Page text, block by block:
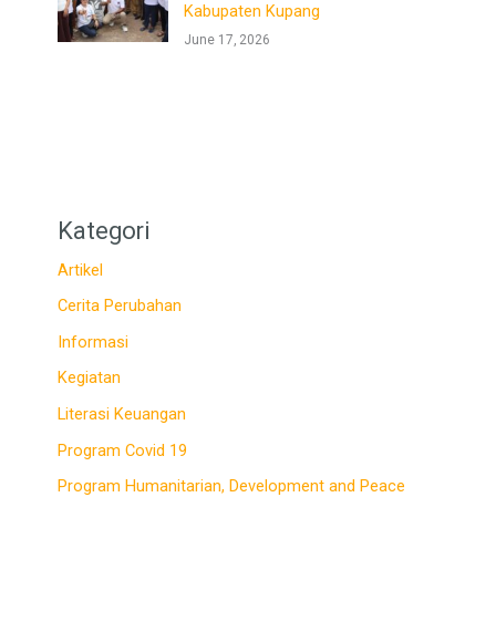
Kabupaten Kupang
June 17, 2026
Kategori
Artikel
Cerita Perubahan
Informasi
Kegiatan
Literasi Keuangan
Program Covid 19
Program Humanitarian, Development and Peace